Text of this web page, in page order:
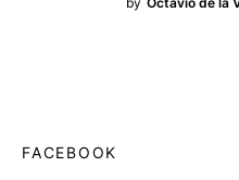
FACEBOOK